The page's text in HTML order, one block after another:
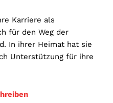
Karriere als
für den Weg der
In ihrer Heimat hat sie
Unterstützung für ihre